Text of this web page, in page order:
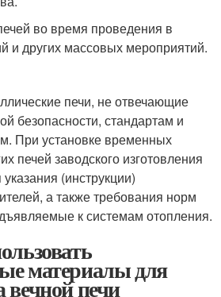
во время проведения в
и других массовых мероприятий.
печи, не отвечающие
безопасности, стандартам и
При установке временных
печей заводского изготовления
(инструкции)
а также требования норм
к системам отопления.
материалы для
вечной печи